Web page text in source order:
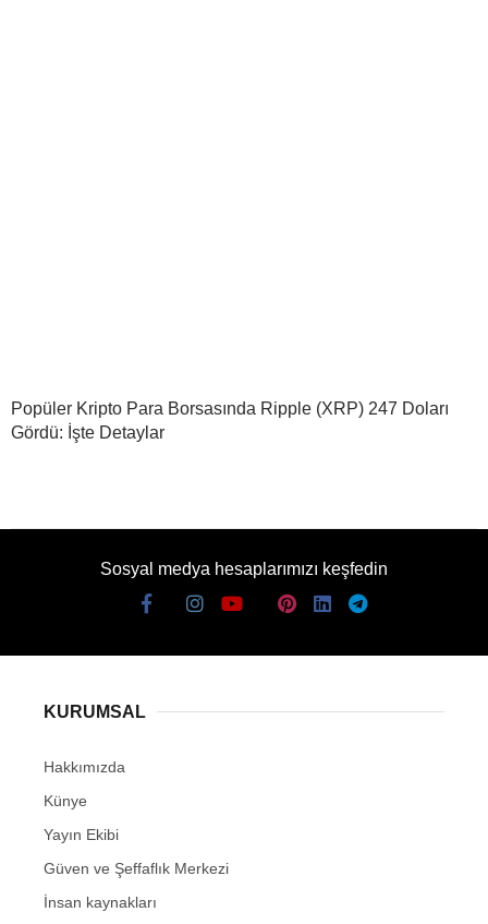
Popüler Kripto Para Borsasında Ripple (XRP) 247 Doları
Gördü: İşte Detaylar
Sosyal medya hesaplarımızı keşfedin
KURUMSAL
Hakkımızda
Künye
Yayın Ekibi
Güven ve Şeffaflık Merkezi
İnsan kaynakları